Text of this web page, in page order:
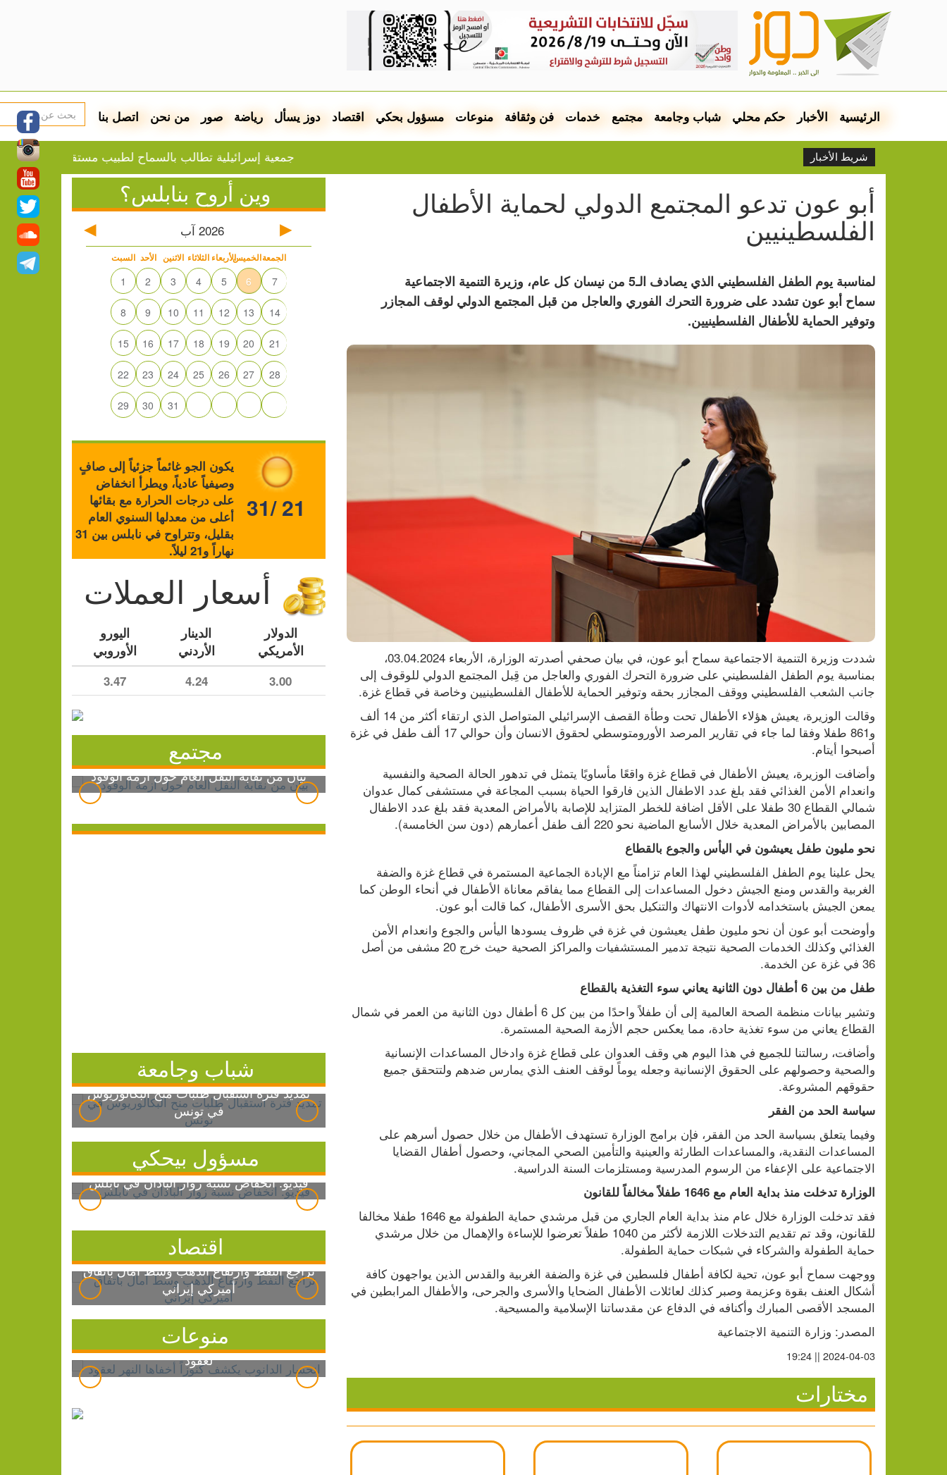
الرئيسية الأخبار حكم محلي شباب وجامعة مجتمع خدمات فن وثقافة منوعات مسؤول بحكي اقتصاد دوز يسأل رياضة صور من نحن اتصل بنا
شريط الأخبار جمعية إسرائيلية تطالب بالسماح لطبيب مستقل بفحص أبو صفية
أبو عون تدعو المجتمع الدولي لحماية الأطفال
الفلسطينيين
لمناسبة يوم الطفل الفلسطيني الذي يصادف الـ5 من نيسان كل عام، وزيرة التنمية الاجتماعية
سماح أبو عون تشدد على ضرورة التحرك الفوري والعاجل من قبل المجتمع الدولي لوقف المجازر
وتوفير الحماية للأطفال الفلسطينيين.
جانب الشعب الفلسطيني ووقف المجازر بحقه وتوفير الحماية للأطفال الفلسطينيين وخاصة في قطاع غزة.
أصبحوا أيتام.
المصابين بالأمراض المعدية خلال الأسابع الماضية نحو 220 ألف طفل أعمارهم (دون سن الخامسة).
نحو مليون طفل يعيشون في اليأس والجوع بالقطاع
يمعن الجيش باستخدامه لأدوات الانتهاك والتنكيل بحق الأسرى الأطفال، كما قالت أبو عون.
36 في غزة عن الخدمة.
طفل من بين 6 أطفال دون الثانية يعاني سوء التغذية بالقطاع
القطاع يعاني من سوء تغذية حادة، مما يعكس حجم الأزمة الصحية المستمرة.
حقوقهم المشروعة.
سياسة الحد من الفقر
الاجتماعية على الإعفاء من الرسوم المدرسية ومستلزمات السنة الدراسية.
الوزارة تدخلت منذ بداية العام مع 1646 طفلاً مخالفاً للقانون
حماية الطفولة والشركاء في شبكات حماية الطفولة.
المسجد الأقصى المبارك وأكنافه في الدفاع عن مقدساتنا الإسلامية والمسيحية.
المصدر: وزارة التنمية الاجتماعية
2024-04-03 || 19:24
مختارات
وين أروح بنابلس؟
2026 آب
السبت الأحد الاثنين الثلاثاء الأربعاءالخميسالجمعة
1 2 3 4 5 6 7
8 9 10 11 12 13 14
15 16 17 18 19 20 21
22 23 24 25 26 27 28
29 30 31
يكون الجو غائماً جزئياً إلى صافٍ
وصيفياً عادياً، ويطرأ انخفاض
على درجات الحرارة مع بقائها
أعلى من معدلها السنوي العام
بقليل، وتتراوح في نابلس بين 31
نهاراً و21 ليلاً.
31/ 21
أسعار العملات
الدولار
الأمريكي
الدينار
الأردني
اليورو
الأوروبي
3.00
4.24
3.47
مجتمع
بيان من نقابة النقل العام حول أزمة الوقود
شباب وجامعة
تمديد فترة استقبال طلبات منح البكالوريوس
في تونس
مسؤول بيحكي
فيديو: انخفاض نسبة زوار الباذان في نابلس
اقتصاد
تراجع النفط وارتفاع الذهب وسط آمال باتفاق
أميركي إيراني
منوعات
انحسار الدانوب يكشف كنوزاً أخفاها النهر
لعقود